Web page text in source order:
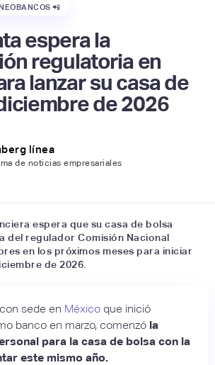
📲
espera la
regulatoria en
lanzar su casa de
de 2026
línea
de noticias empresariales
espera que su casa de bolsa
del regulador Comisión Nacional
en los próximos meses para iniciar
de 2026.
sede en México que inició
banco en marzo, comenzó la
para la casa de bolsa con la
este mismo año.